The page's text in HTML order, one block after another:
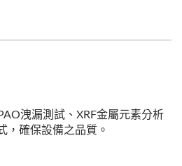
洩漏測試、XRF金屬元素分析
確保設備之品質。